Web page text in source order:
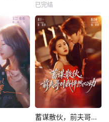
已完结
蓄谋散伙，前夫哥对我怦然心动